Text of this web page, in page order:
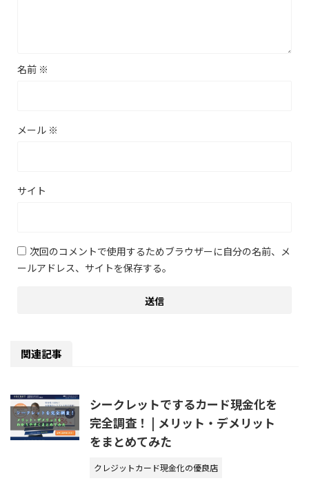
名前 ※
メール ※
サイト
次回のコメントで使用するためブラウザーに自分の名前、メ
ールアドレス、サイトを保存する。
関連記事
シークレットでするカード現金化を
完全調査！ | メリット・デメリット
をまとめてみた
クレジットカード現金化の優良店